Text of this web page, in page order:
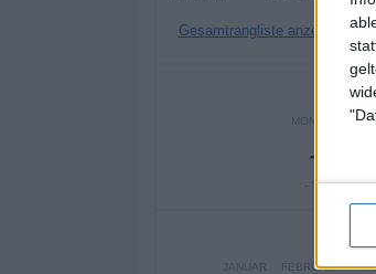
Gesamtrangliste anzeigen
MONTAG
-
- %
JANUAR FEBRUAR